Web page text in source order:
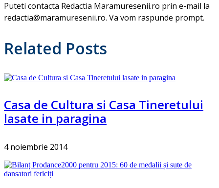
Puteti contacta Redactia Maramuresenii.ro prin e-mail la
redactia@maramuresenii.ro. Va vom raspunde prompt.
Related Posts
Casa de Cultura si Casa Tineretului
lasate in paragina
4 noiembrie 2014